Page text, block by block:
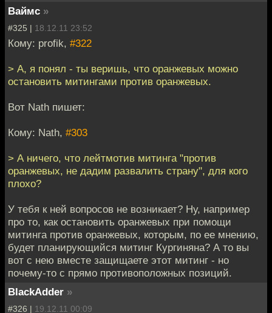
Ваймс »
#325 | 18.12.11 23:52
Кому: profik, #322
> А, я понял - ты веришь, что оранжевых можно
остановить митингами против оранжевых.
Вот Nath пишет:
Кому: Nath, #303
> А ничего, что лейтмотив митинга "против
оранжевых, не дадим развалить страну", для кого
плохо?
У тебя к ней вопросов не возникает? Ну, например
про то, как остановить оранжевых при помощи
митинга против оранжевых, которым, по ее мнению,
будет планирующийся митинг Кургиняна? А то вы
вот с нею вместе защищаете этот митинг - но
почему-то с прямо противоположных позиций.
BlackAdder »
#326 | 19.12.11 00:09